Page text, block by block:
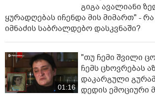
გიგა ავალიანი
ყურადღებას იჩენდა მის მიმართ" - რა
იმნაძის საბრალდებო დასკვნაში?
01:16
"თუ ჩემი შვილი
ჩემს ცხოვრებას
დაკარგული
დედის ემოციური